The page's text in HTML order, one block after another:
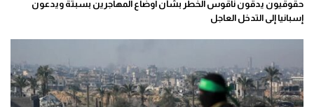
حقوقيون يدقون ناقوس الخطر بشأن أوضاع المهاجرين بسبتة ويدعون
إسبانيا إلى التدخل العاجل